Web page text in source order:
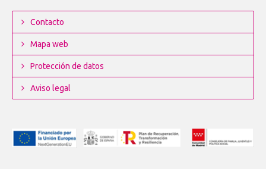
Contacto
Mapa web
Protección de datos
Aviso legal